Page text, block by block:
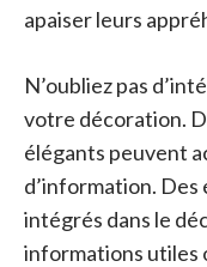
apaiser leurs
N’oubliez pas
votre décoration.
élégants peuvent
d’information.
intégrés dans le
informations utiles